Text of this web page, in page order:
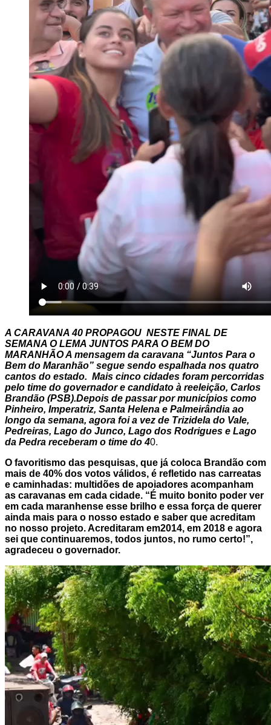
A CARAVANA 40 PROPAGOU NESTE FINAL DE
SEMANA O LEMA JUNTOS PARA O BEM DO
MARANHÃO A mensagem da caravana “Juntos Para o
Bem do Maranhão” segue sendo espalhada nos quatro
cantos do estado. Mais cinco cidades foram percorridas
pelo time do governador e candidato à reeleição, Carlos
Brandão (PSB).Depois de passar por municípios como
Pinheiro, Imperatriz, Santa Helena e Palmeirândia ao
longo da semana, agora foi a vez de Trizidela do Vale,
Pedreiras, Lago do Junco, Lago dos Rodrigues e Lago
da Pedra receberam o time do 40.
O favoritismo das pesquisas, que já coloca Brandão com
mais de 40% dos votos válidos, é refletido nas carreatas
e caminhadas: multidões de apoiadores acompanham
as caravanas em cada cidade. “É muito bonito poder ver
em cada maranhense esse brilho e essa força de querer
ainda mais para o nosso estado e saber que acreditam
no nosso projeto. Acreditaram em2014, em 2018 e agora
sei que continuaremos, todos juntos, no rumo certo!”,
agradeceu o governador.